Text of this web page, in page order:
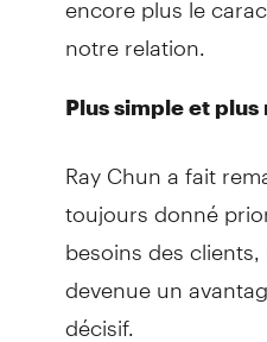
notre relation.
Plus simple et
Ray Chun a fait
toujours donné
besoins des
devenue un
décisif.